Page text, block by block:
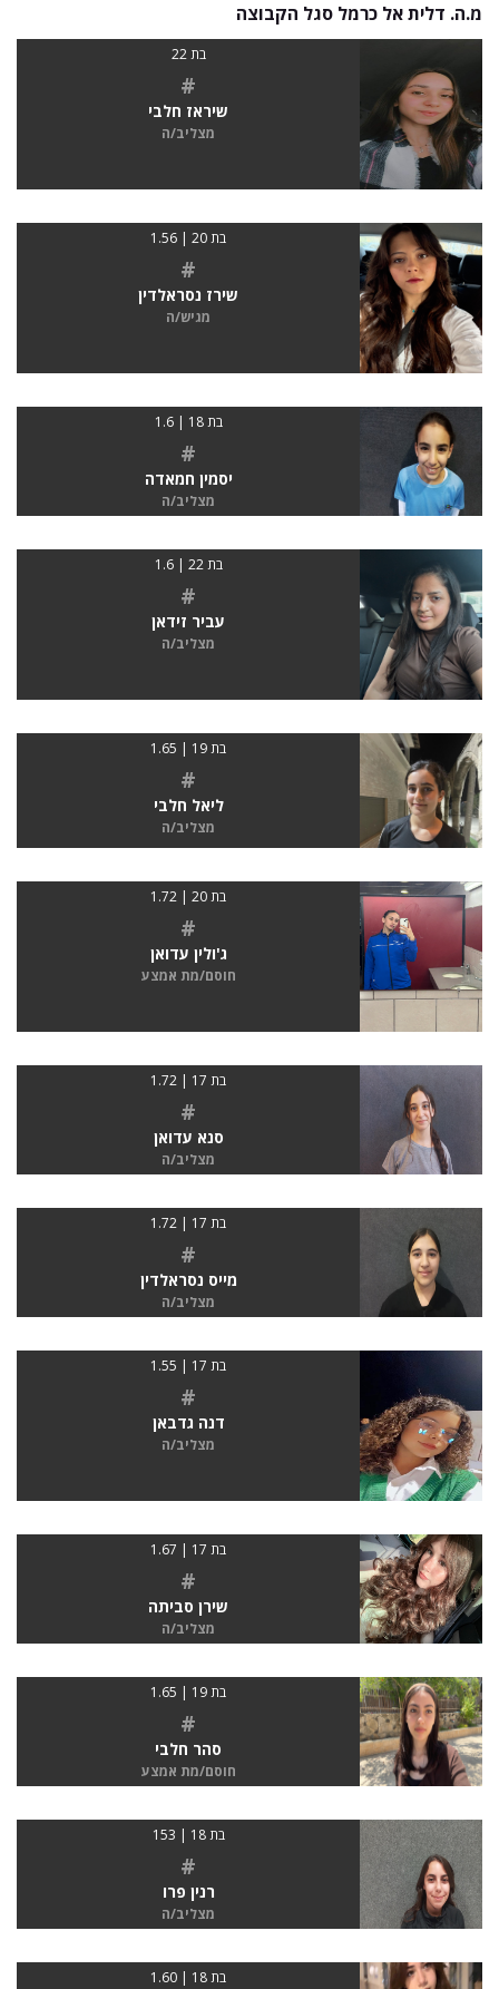
מ.ה. דלית אל כרמל סגל הקבוצה
בת 22
#
שיראז חלבי
מצליב/ה
בת 20 | 1.56
#
שירז נסראלדין
מגיש/ה
בת 18 | 1.6
#
יסמין חמאדה
מצליב/ה
בת 22 | 1.6
#
עביר זידאן
מצליב/ה
בת 19 | 1.65
#
ליאל חלבי
מצליב/ה
בת 20 | 1.72
#
ג'ולין עדואן
חוסם/מת אמצע
בת 17 | 1.72
#
סנא עדואן
מצליב/ה
בת 17 | 1.72
#
מייס נסראלדין
מצליב/ה
בת 17 | 1.55
#
דנה גדבאן
מצליב/ה
בת 17 | 1.67
#
שירן סביתה
מצליב/ה
בת 19 | 1.65
#
סהר חלבי
חוסם/מת אמצע
בת 18 | 153
#
רנין פרו
מצליב/ה
בת 18 | 1.60